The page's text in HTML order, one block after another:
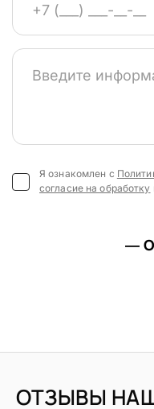
Я ознакомлен с
согласие на обработку
ОТЗЫВЫ